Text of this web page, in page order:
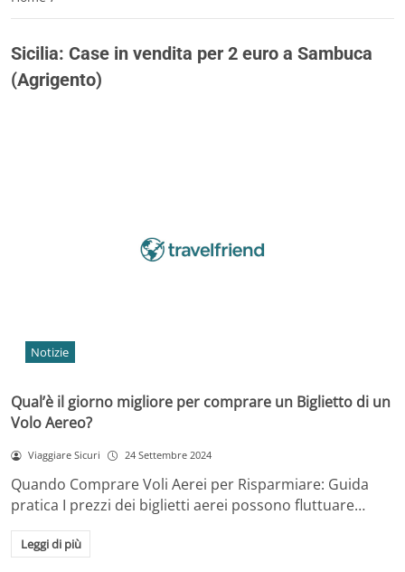
Sicilia: Case in vendita per 2 euro a Sambuca
(Agrigento)
Notizie
Qual’è il giorno migliore per comprare un Biglietto di un
Volo Aereo?
Viaggiare Sicuri 24 Settembre 2024
Quando Comprare Voli Aerei per Risparmiare: Guida
pratica I prezzi dei biglietti aerei possono fluttuare…
Leggi di più